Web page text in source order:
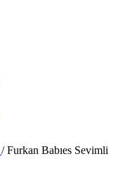
/ Furkan Babıes Sevimli